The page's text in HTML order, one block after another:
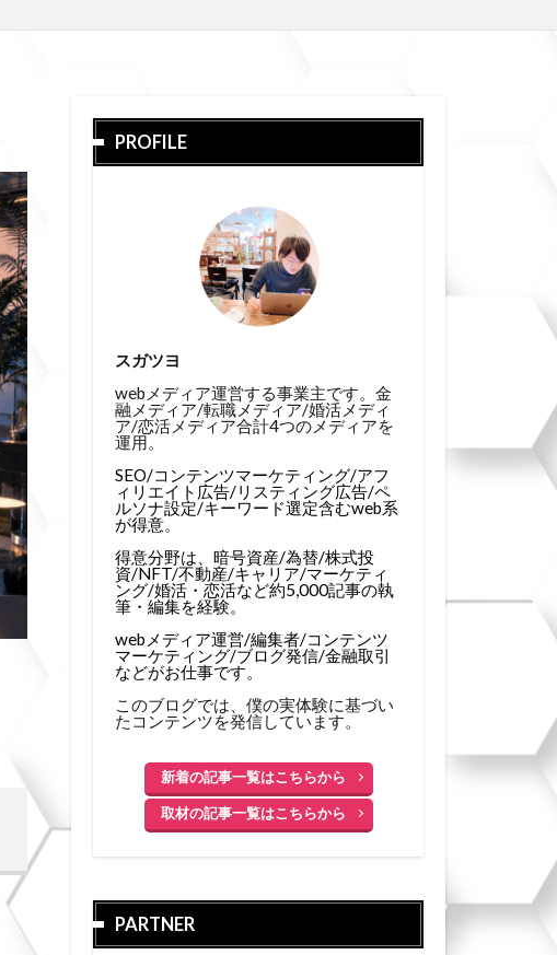
PROFILE
スガツヨ
webメディア運営する事業主です。金
融メディア/転職メディア/婚活メディ
ア/恋活メディア合計4つのメディアを
運用。
SEO/コンテンツマーケティング/アフ
ィリエイト広告/リスティング広告/ペ
ルソナ設定/キーワード選定含むweb系
が得意。
得意分野は、暗号資産/為替/株式投
資/NFT/不動産/キャリア/マーケティ
ング/婚活・恋活など約5,000記事の執
筆・編集を経験。
webメディア運営/編集者/コンテンツ
マーケティング/ブログ発信/金融取引
などがお仕事です。
このブログでは、僕の実体験に基づい
たコンテンツを発信しています。
新着の記事一覧はこちらから
取材の記事一覧はこちらから
PARTNER